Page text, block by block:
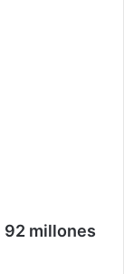
92 millones